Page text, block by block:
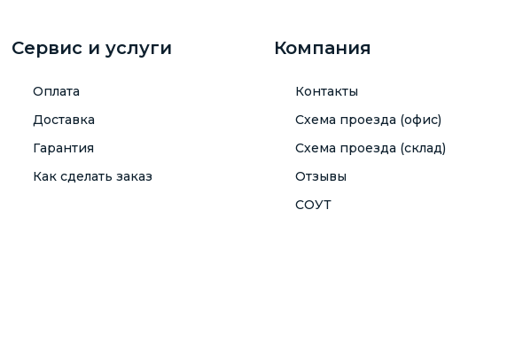
Сервис и услуги
Оплата
Доставка
Гарантия
Как сделать заказ
Компания
Контакты
Схема проезда (офис)
Схема проезда (склад)
Отзывы
СОУТ